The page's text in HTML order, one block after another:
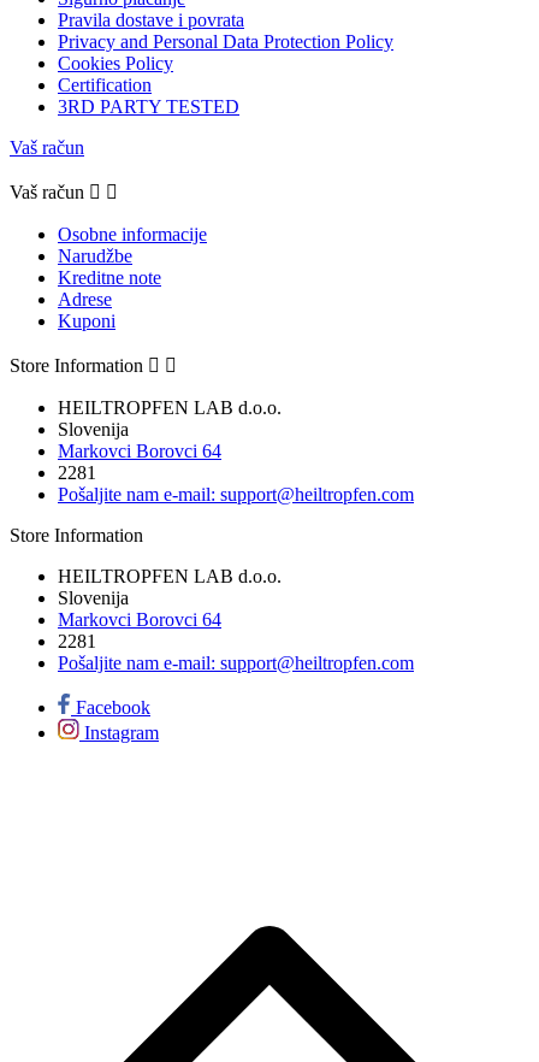
Pravila dostave i povrata
Privacy and Personal Data Protection Policy
Cookies Policy
Certification
3RD PARTY TESTED
Vaš račun
Vaš račun  
Osobne informacije
Narudžbe
Kreditne note
Adrese
Kuponi
Store Information  
HEILTROPFEN LAB d.o.o.
Slovenija
Markovci Borovci 64
2281
Pošaljite nam e-mail: support@heiltropfen.com
Store Information
HEILTROPFEN LAB d.o.o.
Slovenija
Markovci Borovci 64
2281
Pošaljite nam e-mail: support@heiltropfen.com
Facebook
Instagram